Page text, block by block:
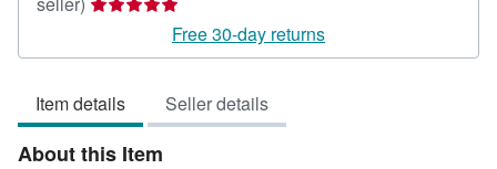
5
of
5
stars
Free 30-day returns
Item details Seller details
About this Item